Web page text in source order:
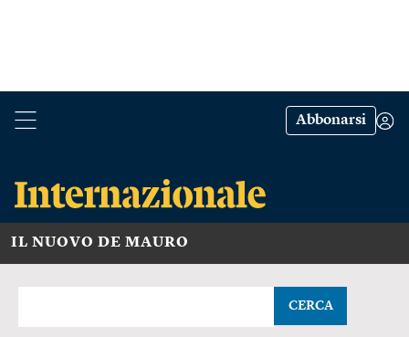
Abbonarsi
IL NUOVO DE MAURO
CERCA